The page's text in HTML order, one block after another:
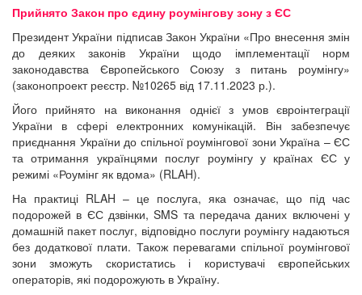
Прийнято Закон про єдину роумінгову зону з ЄС
Президент України підписав Закон України «Про внесення змін
до деяких законів України щодо імплементації норм
законодавства Європейського Союзу з питань роумінгу»
(законопроект реєстр. №10265 від 17.11.2023 р.).
Його прийнято на виконання однієї з умов євроінтеграції
України в сфері електронних комунікацій. Він забезпечує
приєднання України до спільної роумінгової зони Україна – ЄС
та отримання українцями послуг роумінгу у країнах ЄС у
режимі «Роумінг як вдома» (RLAH).
На практиці RLAH – це послуга, яка означає, що під час
подорожей в ЄС дзвінки, SMS та передача даних включені у
домашній пакет послуг, відповідно послуги роумінгу надаються
без додаткової плати. Також перевагами спільної роумінгової
зони зможуть скористатись і користувачі європейських
операторів, які подорожують в Україну.